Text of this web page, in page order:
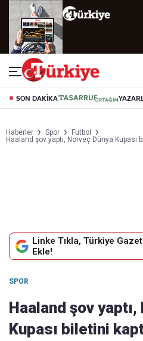
SON DAKİKA
Haberler Spor
Futbol
Haaland şov yaptı, Norveç Dünya Kupası
Linke Tıkla, Türkiye
Ekle!
SPOR
Haaland şov
Kupası biletini